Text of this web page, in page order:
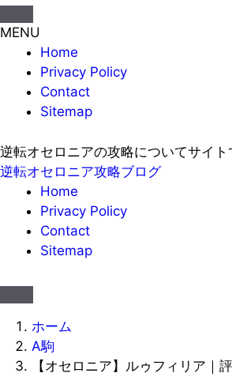
MENU
Home
Privacy Policy
Contact
Sitemap
逆転オセロニアの攻略についてサイ
逆転オセロニア攻略ブログ
Home
Privacy Policy
Contact
Sitemap
ホーム
A駒
【オセロニア】ルゥフィリア｜